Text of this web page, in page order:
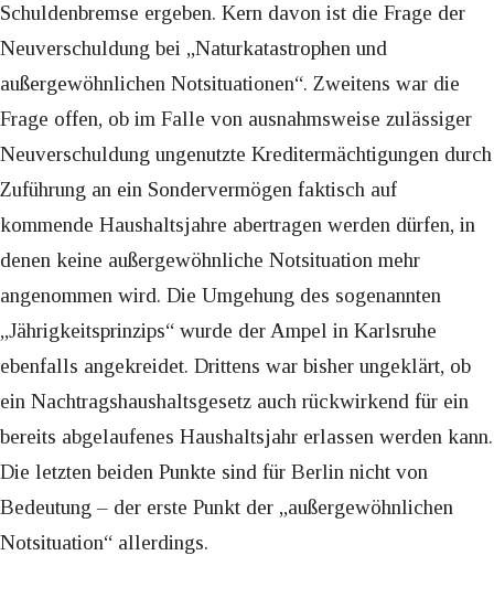
Schuldenbremse ergeben. Kern davon ist die Frage der
Neuverschuldung bei „Naturkatastrophen und
außergewöhnlichen Notsituationen“. Zweitens war die
Frage offen, ob im Falle von ausnahmsweise zulässiger
Neuverschuldung ungenutzte Kreditermächtigungen durch
Zuführung an ein Sondervermögen faktisch auf
kommende Haushaltsjahre abertragen werden dürfen, in
denen keine außergewöhnliche Notsituation mehr
angenommen wird. Die Umgehung des sogenannten
„Jährigkeitsprinzips“ wurde der Ampel in Karlsruhe
ebenfalls angekreidet. Drittens war bisher ungeklärt, ob
ein Nachtragshaushaltsgesetz auch rückwirkend für ein
bereits abgelaufenes Haushaltsjahr erlassen werden kann.
Die letzten beiden Punkte sind für Berlin nicht von
Bedeutung – der erste Punkt der „außergewöhnlichen
Notsituation“ allerdings.